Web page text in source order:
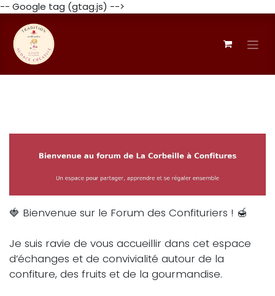
-- Google tag (gtag.js) -->
🍓 Bienvenue sur le Forum des Confituriers ! 🍯
Je suis ravie de vous accueillir dans cet espace
d’échanges et de convivialité autour de la
confiture, des fruits et de la gourmandise.